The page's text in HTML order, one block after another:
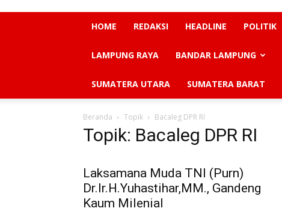
HOME REDAKSI HEADLINE POLITIK
LAMPUNG RAYA BANDAR LAMPUNG
SUMATERA UTARA SUMATERA BARAT
Beranda Topik Bacaleg DPR RI
Topik: Bacaleg DPR RI
Laksamana Muda TNI (Purn)
Dr.Ir.H.Yuhastihar,MM., Gandeng
Kaum Milenial